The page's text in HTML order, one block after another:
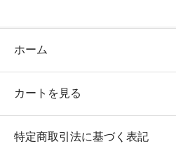
ホーム
カートを見る
特定商取引法に基づく表記